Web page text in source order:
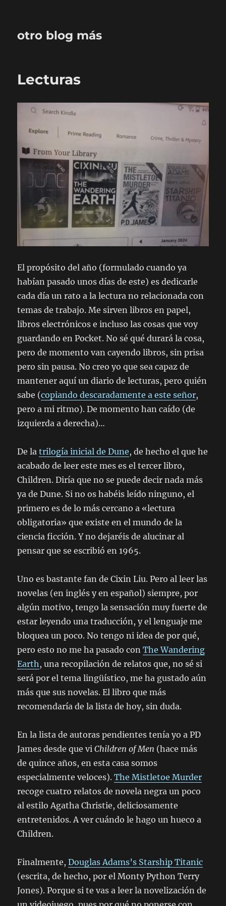
otro blog más
Lecturas
El propósito del año (formulado cuando ya
habían pasado unos días de este) es dedicarle
cada día un rato a la lectura no relacionada con
temas de trabajo. Me sirven libros en papel,
libros electrónicos e incluso las cosas que voy
guardando en Pocket. No sé qué durará la cosa,
pero de momento van cayendo libros, sin prisa
pero sin pausa. No creo yo que sea capaz de
mantener aquí un diario de lecturas, pero quién
sabe (copiando descaradamente a este señor,
pero a mi ritmo). De momento han caído (de
izquierda a derecha)…
De latrilogía inicial de Dune, de hecho el que he
acabado de leer este mes es el tercer libro,
Children. Diría que no se puede decir nada más
ya de Dune. Si no os habéis leído ninguno, el
primero es de lo más cercano a «lectura
obligatoria» que existe en el mundo de la
ciencia ficción. Y no dejaréis de alucinar al
pensar que se escribió en 1965.
Uno es bastante fan de Cixin Liu. Pero al leer las
novelas (en inglés y en español) siempre, por
algún motivo, tengo la sensación muy fuerte de
estar leyendo una traducción, y el lenguaje me
bloquea un poco. No tengo ni idea de por qué,
pero esto no me ha pasado conThe Wandering
Earth, una recopilación de relatos que, no sé si
será por el tema lingüístico, me ha gustado aún
más que sus novelas. El libro que más
recomendaría de la lista de hoy, sin duda.
En la lista de autoras pendientes tenía yo a PD
James desde que viChildren of Men (hace más
de quince años, en esta casa somos
especialmente veloces).The Mistletoe Murder
recoge cuatro relatos de novela negra un poco
al estilo Agatha Christie, deliciosamente
entretenidos. A ver cuándo le hago un hueco a
Children.
Finalmente,Douglas Adams’s Starship Titanic
(escrita, de hecho, por el Monty Python Terry
Jones). Porque si te vas a leer la novelización de